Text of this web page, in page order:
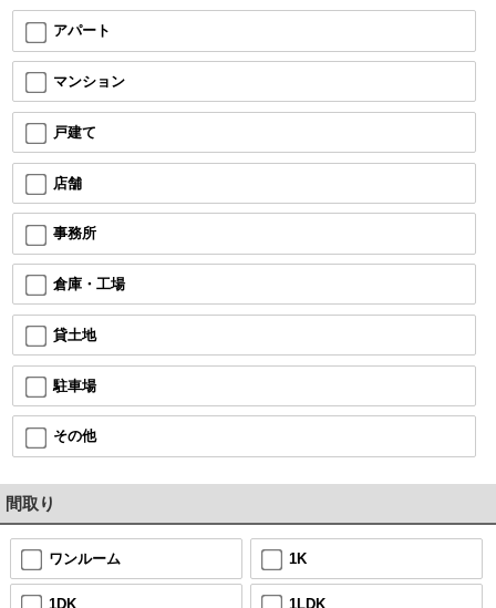
アパート
マンション
戸建て
店舗
事務所
倉庫・工場
貸土地
駐車場
その他
間取り
ワンルーム 1K
1DK 1LDK